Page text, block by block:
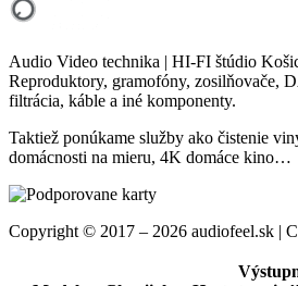
Audio Video technika | HI-FI štúdio
Reproduktory, gramofóny, zosilňovače,
filtrácia, káble a iné komponenty.
Taktiež ponúkame služby ako čistenie
domácnosti na mieru, 4K domáce kino…
Copyright © 2017 – 2026 audiofeel.sk |